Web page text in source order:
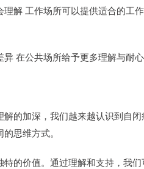
理解 工作场所可以提供适合的工
异 在公共场所给予更多理解与耐
的加深，我们越来越认识到自
思维方式。
的价值。通过理解和支持，我